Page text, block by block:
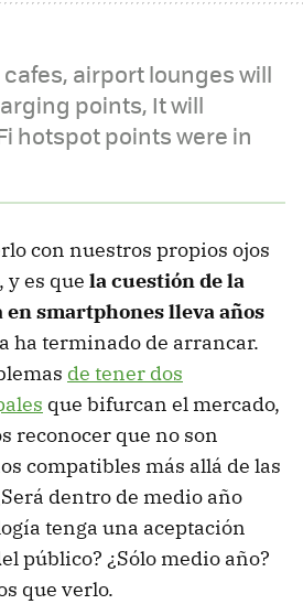
airport lounges will
points, It will
hotspot points were in
con nuestros propios ojos
y es que la cuestión de la
smartphones lleva años
ha terminado de arrancar.
de tener dos
que bifurcan el mercado,
reconocer que no son
compatibles más allá de las
dentro de medio año
tenga una aceptación
público? ¿Sólo medio año?
que verlo.